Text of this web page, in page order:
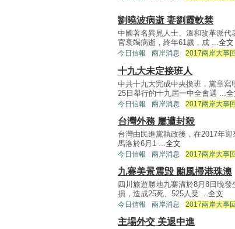
劉曉波病逝 妻劉霞軟禁
中國著名異見人士、溫和改革派
官衰竭病逝，終年61歲，成 ...全文
今日信報 兩岸消息 2017兩岸大事
十九大未定接班人
中共十九大完成中央換班，黨章寫
25日舉行的十九屆一中全會選 ... 全
今日信報 兩岸消息 2017兩岸大事
台灣外務 屢遭封殺
台灣由民進黨執政後，在2017年
馬洛於6月1 ... 全文
今日信報 兩岸消息 2017兩岸大事
九寨美景震毁 颱風掃港珠澳
四川旅遊勝地九寨溝於8月8日晚
損，造成25死、525人受 ... 全文
今日信報 兩岸消息 2017兩岸大事
主場外交 美退中進